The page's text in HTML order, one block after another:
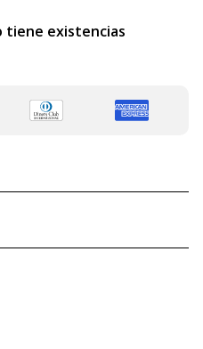
tiene existencias